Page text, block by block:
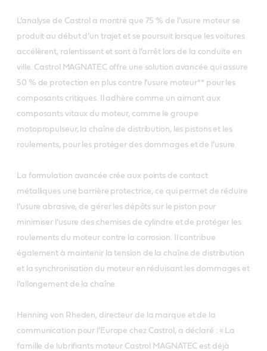
L’analyse de Castrol a montré que 75 % de l’usure moteur se
produit au début d’un trajet et se poursuit lorsque les voitures
accélèrent, ralentissent et sont à l’arrêt lors de la conduite en
ville. Castrol MAGNATEC offre une solution avancée qui assure
50 % de protection en plus contre l’usure moteur** pour les
composants critiques. Il adhère comme un aimant aux
composants vitaux du moteur, comme le groupe
motopropulseur, la chaîne de distribution, les pistons et les
roulements, pour les protéger des dommages et de l’usure.
La formulation avancée crée aux points de contact
métalliques une barrière protectrice, ce qui permet de réduire
l’usure abrasive, de gérer les dépôts sur le piston pour
minimiser l’usure des chemises de cylindre et de protéger les
roulements du moteur contre la corrosion. Il contribue
également à maintenir la tension de la chaîne de distribution
et la synchronisation du moteur en réduisant les dommages et
l’allongement de la chaîne.
Henning von Rheden, directeur de la marque et de la
communication pour l’Europe chez Castrol, a déclaré : « La
famille de lubrifiants moteur Castrol MAGNATEC est déjà